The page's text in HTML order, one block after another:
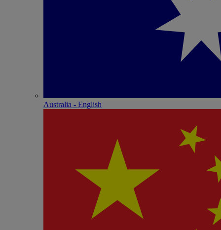
Australia - English